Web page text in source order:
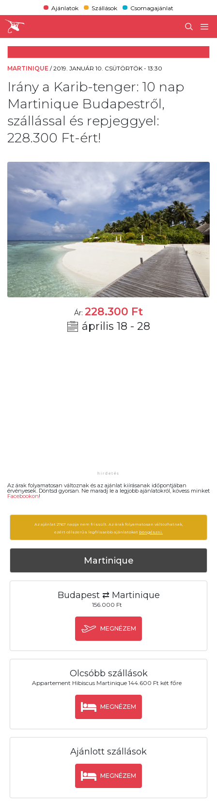
Ajánlatok Szállások Csomagajánlat
MARTINIQUE /2019. JANUÁR 10. CSÜTÖRTÖK - 13:30
Irány a Karib-tenger: 10 nap
Martinique Budapestről,
szállással és repjeggyel:
228.300 Ft-ért!
Ár: 228.300 Ft
április 18 - 28
Az árak folyamatosan változnak és az ajánlat kiírásanak időpontjában
érvényesek. Döntsd gyorsan. Ne maradj le a legjobb ajánlatokról, kövess minket
Facebookon!
Az ajánlat 2767 napja nem frissült. Az árak folyamatosan változhatnak,
ezért célszerű a legfrissebb ajánlatokat böngészni.
Martinique
Budapest ⇄ Martinique
156.000 Ft
MEGNÉZEM
Olcsóbb szállások
Appartement Hibiscus Martinique 144.600 Ft két főre
MEGNÉZEM
Ajánlott szállások
MEGNÉZEM